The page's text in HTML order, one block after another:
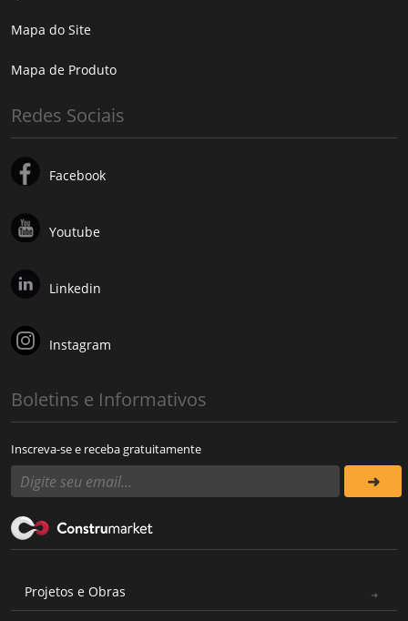
Mapa do Site
Mapa de Produto
Redes Sociais
Facebook
Youtube
Linkedin
Instagram
Boletins e Informativos
Inscreva-se e receba gratuitamente
Projetos e Obras